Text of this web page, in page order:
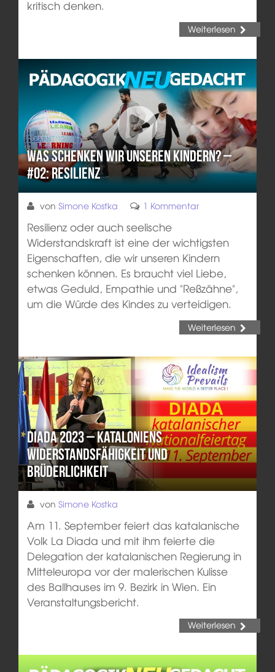
kritisch denken.
Weiterlesen
Was schenken wir unseren Kindern? –
#02: Resilienz
von Simone Kostka 1 Kommentar
Resilienz oder auch seelische
Widerstandskraft ist eine der wichtigsten
Eigenschaften, die wir unseren Kindern
schenken können. Es braucht viel Liebe,
etwas Geduld, Empathie und "Reßzähne",
um die Würde des Kindes zu verteidigen.
Weiterlesen
Diada 2023 – Kataloniens
Widerstandsfähigkeit und
Brüderlichkeit
von Simone Kostka
Am 11. September feiert das katalanische
Volk La Diada und mit ihm feierte die
Delegation der katalanischen Regierung in
Mitteleuropa vor der malerischen Kulisse
des Ballhauses im 9. Bezirk in Wien. Ein
Veranstaltungsbericht.
Weiterlesen